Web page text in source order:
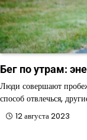
Бег по утрам:
Люди совершают
способ отвлечься,
12 августа 2023